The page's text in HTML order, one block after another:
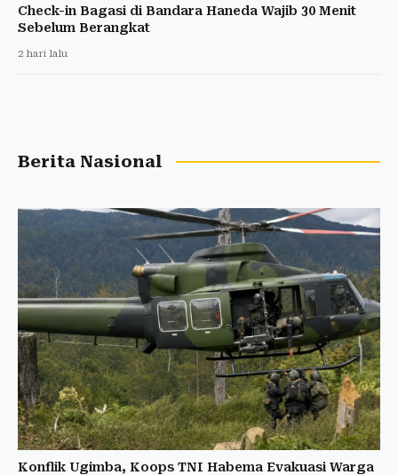
Check-in Bagasi di Bandara Haneda Wajib 30 Menit
Sebelum Berangkat
2 hari lalu
Berita Nasional
Konflik Ugimba, Koops TNI Habema Evakuasi Warga